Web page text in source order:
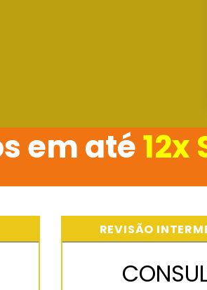
em até12x
REVISÃO